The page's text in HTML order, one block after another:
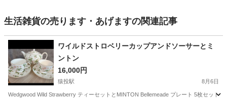
生活雑貨の売ります・あげますの関連記事
ワイルドストロベリーカップアンドソーサーとミ
ントン
16,000円
猿投駅 8月6日
Wedgwood Wild Strawberry ティーセットとMINTON Bellemeade プレート 5枚セット